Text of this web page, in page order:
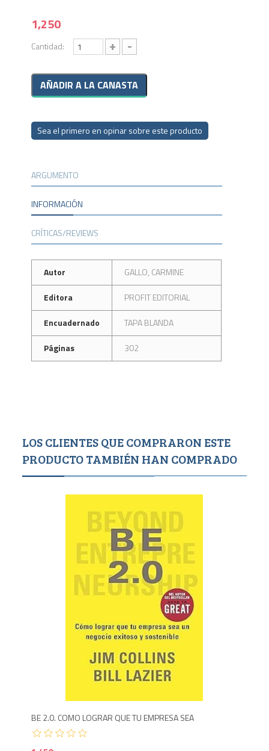
1,250
Cantidad: + -
Sea el primero en opinar sobre este producto
ARGUMENTO
INFORMACIÓN
CRÍTICAS/REVIEWS
Autor
GALLO, CARMINE
Editora
PROFIT EDITORIAL
Encuadernado
TAPA BLANDA
Páginas
302
LOS CLIENTES QUE COMPRARON ESTE
PRODUCTO TAMBIÉN HAN COMPRADO
BE 2.0. COMO LOGRAR QUE TU EMPRESA SEA
Agotado